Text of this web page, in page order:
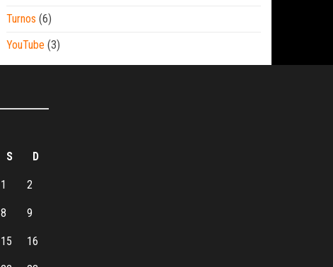
Turnos (6)
YouTube (3)
S D
1 2
8 9
15 16